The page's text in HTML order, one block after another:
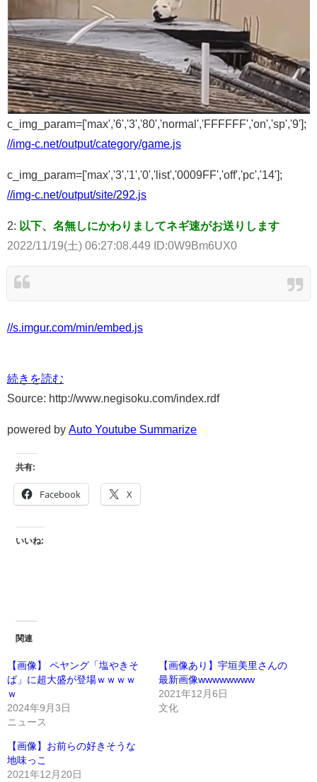
c_img_param=['max','6','3','80','normal','FFFFFF','on','sp','9'];
//img-c.net/output/category/game.js
c_img_param=['max','3','1','0','list','0009FF','off','pc','14'];
//img-c.net/output/site/292.js
2: 以下、名無しにかわりましてネギ速がお送りします
2022/11/19(土) 06:27:08.449 ID:0W9Bm6UX0
//s.imgur.com/min/embed.js
続きを読む
Source: http://www.negisoku.com/index.rdf
powered by Auto Youtube Summarize
共有:
Facebook X
いいね:
関連
【画像】 ペヤング「塩やきそ
ば」に超大盛が登場ｗｗｗｗ
ｗ
2024年9月3日
ニュース
【画像あり】宇垣美里さんの
最新画像wwwwwwww
2021年12月6日
文化
【画像】お前らの好きそうな
地味っこ
2021年12月20日